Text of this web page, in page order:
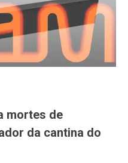
mortes de
da cantina do